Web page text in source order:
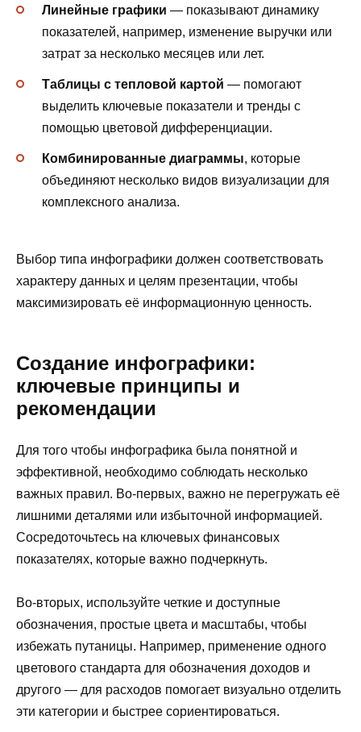
Линейные графики — показывают динамику
показателей, например, изменение выручки или
затрат за несколько месяцев или лет.
Таблицы с тепловой картой — помогают
выделить ключевые показатели и тренды с
помощью цветовой дифференциации.
Комбинированные диаграммы, которые
объединяют несколько видов визуализации для
комплексного анализа.
Выбор типа инфографики должен соответствовать
характеру данных и целям презентации, чтобы
максимизировать её информационную ценность.
Создание инфографики:
ключевые принципы и
рекомендации
Для того чтобы инфографика была понятной и
эффективной, необходимо соблюдать несколько
важных правил. Во-первых, важно не перегружать её
лишними деталями или избыточной информацией.
Сосредоточьтесь на ключевых финансовых
показателях, которые важно подчеркнуть.
Во-вторых, используйте четкие и доступные
обозначения, простые цвета и масштабы, чтобы
избежать путаницы. Например, применение одного
цветового стандарта для обозначения доходов и
другого — для расходов помогает визуально отделить
эти категории и быстрее сориентироваться.